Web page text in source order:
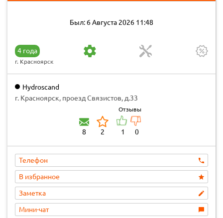
Был: 6 Августа 2026 11:48
4 года
г. Красноярск
Hydroscand
г. Красноярск, проезд Связистов, д.33
8 2
Отзывы
1 0
Телефон
В избранное
Заметка
Мини-чат